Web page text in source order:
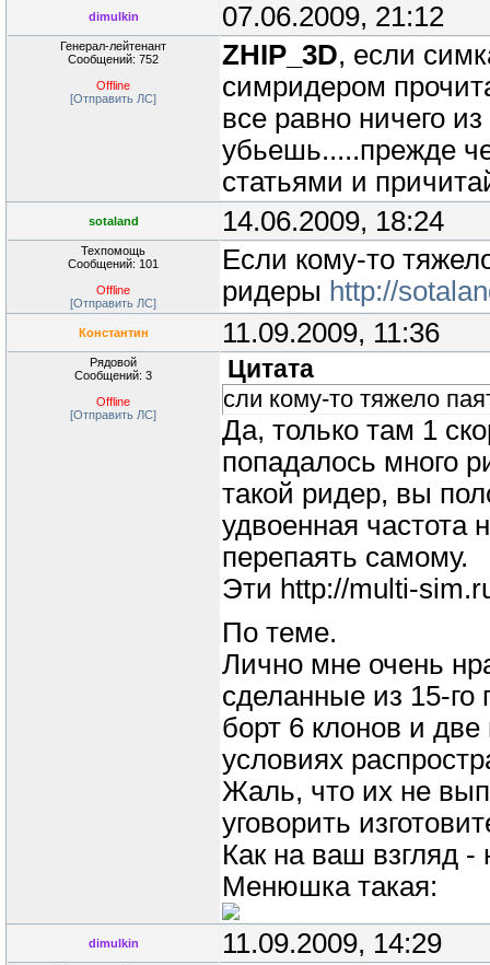
dimulkin 07.06.2009, 21:12
Генерал-лейтенант
Сообщений: 752
Offline
[Отправить ЛС]
ZHIP_3D, если
симридером
все равно ничего
убьешь.....прежде
статьями и
sotaland 14.06.2009, 18:24
Техпомощь
Сообщений: 101
Offline
[Отправить ЛС]
Если кому-то
ридеры http://
Константин 11.09.2009, 11:36
Рядовой
Сообщений: 3
Offline
[Отправить ЛС]
Цитата
сли кому-то тяжело
Да, только там 1
попадалось много
такой ридер, вы
удвоенная частота
перепаять самому.
Эти http://multi-
По теме.
Лично мне очень
сделанные из 15-
борт 6 клонов и
условиях
Жаль, что их не
уговорить
Как на ваш взгляд
Менюшка такая:
dimulkin 11.09.2009, 14:29